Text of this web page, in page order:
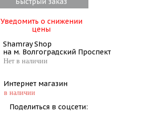
Уведомить о снижении
цены
Shamray Shop
на м. Волгоградский Проспект
Нет в наличии
Интернет магазин
в наличии
Поделиться в соцсети: